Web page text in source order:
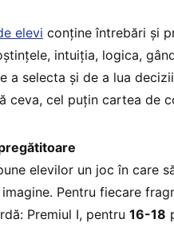
elevi conţine întrebări şi
intuiţia, logica,
a selecta şi de a lua
ceva, cel puțin cartea de
elevilor un joc în care
Pentru fiecare
Premiul I, pentru 16-18